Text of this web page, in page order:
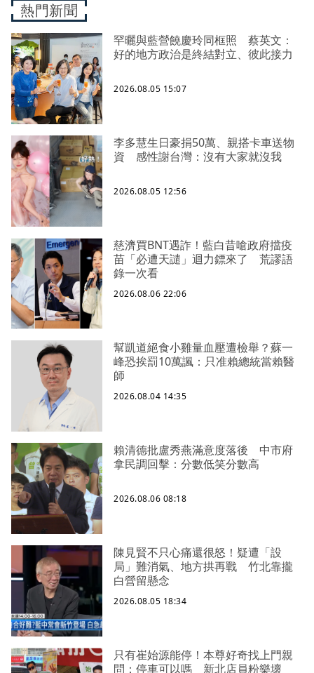
熱門新聞
罕曬與藍營饒慶玲同框照 蔡英文：
好的地方政治是終結對立、彼此接力
2026.08.05 15:07
李多慧生日豪捐50萬、親搭卡車送物
資 感性謝台灣：沒有大家就沒我
2026.08.05 12:56
慈濟買BNT遇詐！藍白昔嗆政府擋疫
苗「必遭天譴」迴力鏢來了 荒謬語
錄一次看
2026.08.06 22:06
幫凱道絕食小雞量血壓遭檢舉？蘇一
峰恐挨罰10萬諷：只准賴總統當賴醫
師
2026.08.04 14:35
賴清德批盧秀燕滿意度落後 中市府
拿民調回擊：分數低笑分數高
2026.08.06 08:18
陳見賢不只心痛還很怒！疑遭「設
局」難消氣、地方拱再戰 竹北靠攏
白營留懸念
2026.08.05 18:34
只有崔始源能停！本尊好奇找上門親
問：停車可以嗎 新北店員粉樂壞